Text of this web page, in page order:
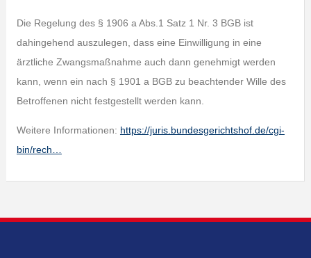
Die Regelung des § 1906 a Abs.1 Satz 1 Nr. 3 BGB ist
dahingehend auszulegen, dass eine Einwilligung in eine
ärztliche Zwangsmaßnahme auch dann genehmigt werden
kann, wenn ein nach § 1901 a BGB zu beachtender Wille des
Betroffenen nicht festgestellt werden kann.
Weitere Informationen: https://juris.bundesgerichtshof.de/cgi-
bin/rech…